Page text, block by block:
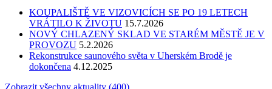
KOUPALIŠTĚ VE VIZOVICÍCH SE PO 19 LETECH
VRÁTILO K ŽIVOTU 15.7.2026
NOVÝ CHLAZENÝ SKLAD VE STARÉM MĚSTĚ JE V
PROVOZU 5.2.2026
Rekonstrukce saunového světa v Uherském Brodě je
dokončena 4.12.2025